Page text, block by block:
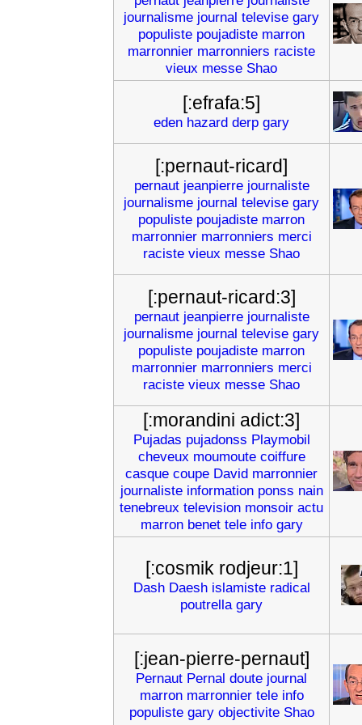
journalisme journal televise gary
populiste poujadiste marron
marronnier marronniers raciste
vieux messe Shao
[:efrafa:5]
eden hazard derp gary
[:pernaut-ricard]
pernaut jeanpierre journaliste
journalisme journal televise gary
populiste poujadiste marron
marronnier marronniers merci
raciste vieux messe Shao
[:pernaut-ricard:3]
pernaut jeanpierre journaliste
journalisme journal televise gary
populiste poujadiste marron
marronnier marronniers merci
raciste vieux messe Shao
[:morandini adict:3]
Pujadas pujadonss Playmobil
cheveux moumoute coiffure
casque coupe David marronnier
journaliste information ponss nain
tenebreux television monsoir actu
marron benet tele info gary
[:cosmik rodjeur:1]
Dash Daesh islamiste radical
poutrella gary
[:jean-pierre-pernaut]
Pernaut Pernal doute journal
marron marronnier tele info
populiste gary objectivite Shao